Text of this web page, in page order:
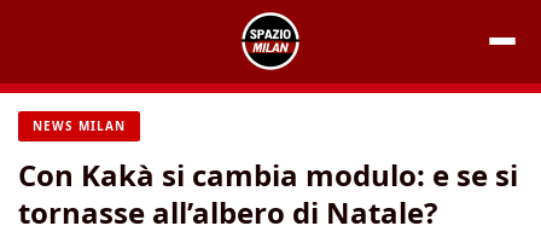
contenuto
NEWS MILAN
Con Kakà si cambia modulo: e se si
tornasse all’albero di Natale?